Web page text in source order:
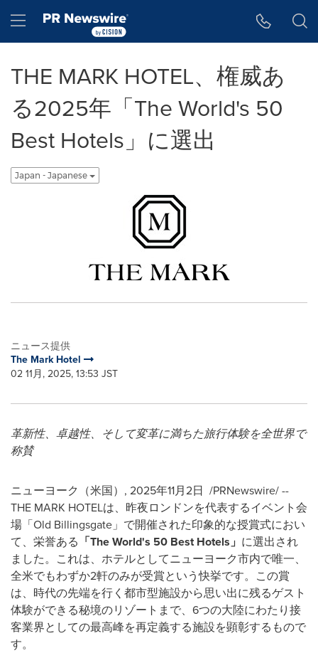
Hamburger menu
THE MARK HOTEL、権威あ
る2025年「The World's 50
Best Hotels」に選出
Japan - Japanese
ニュース提供
The Mark Hotel
02 11月, 2025, 13:53 JST
革新性、卓越性、そして変革に満ちた旅行体験を全世界で
称賛
ニューヨーク（米国） , 2025年11月2日 /PRNewswire/ --
THE MARK HOTELは、昨夜ロンドンを代表するイベント会
場「Old Billingsgate」で開催された印象的な授賞式におい
て、栄誉ある 「The World's 50 Best Hotels」 に選出され
ました。これは、ホテルとしてニューヨーク市内で唯一、
全米でもわずか2軒のみが受賞という快挙です。この賞
は、時代の先端を行く都市型施設から思い出に残るゲスト
体験ができる秘境のリゾートまで、6つの大陸にわたり接
客業界としての最高峰を再定義する施設を顕彰するもので
す。